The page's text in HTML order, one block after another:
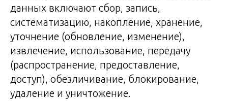
данных включают сбор, запись,
систематизацию, накопление, хранение,
уточнение (обновление, изменение),
извлечение, использование, передачу
(распространение, предоставление,
доступ), обезличивание, блокирование,
удаление и уничтожение.